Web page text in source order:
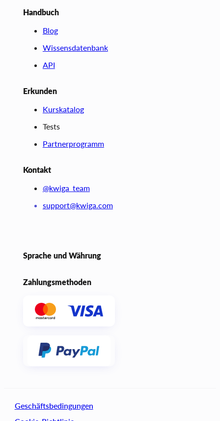
Handbuch
Blog
Wissensdatenbank
API
Erkunden
Kurskatalog
Tests
Partnerprogramm
Kontakt
@kwiga_team
support@kwiga.com
Sprache und Währung
Zahlungsmethoden
Geschäftsbedingungen